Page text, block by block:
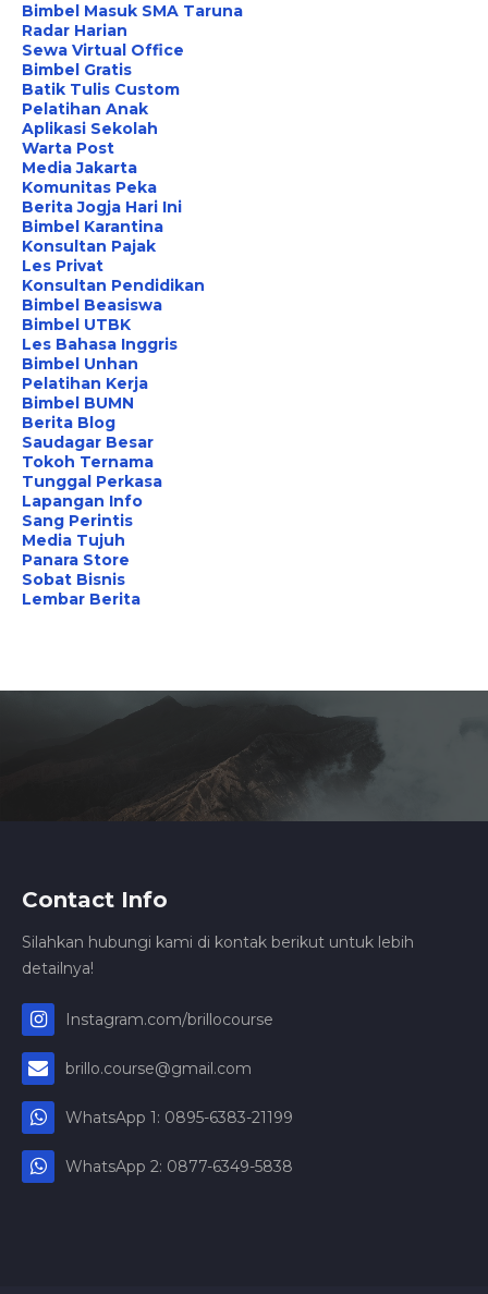
Bimbel Masuk SMA Taruna
Radar Harian
Sewa Virtual Office
Bimbel Gratis
Batik Tulis Custom
Pelatihan Anak
Aplikasi Sekolah
Warta Post
Media Jakarta
Komunitas Peka
Berita Jogja Hari Ini
Bimbel Karantina
Konsultan Pajak
Les Privat
Konsultan Pendidikan
Bimbel Beasiswa
Bimbel UTBK
Les Bahasa Inggris
Bimbel Unhan
Pelatihan Kerja
Bimbel BUMN
Berita Blog
Saudagar Besar
Tokoh Ternama
Tunggal Perkasa
Lapangan Info
Sang Perintis
Media Tujuh
Panara Store
Sobat Bisnis
Lembar Berita
Contact Info
Silahkan hubungi kami di kontak berikut untuk lebih
detailnya!
Instagram.com/brillocourse
brillo.course@gmail.com
WhatsApp 1: 0895-6383-21199
WhatsApp 2: 0877-6349-5838